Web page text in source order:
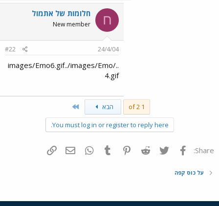
ח חלומות של אתמול
New member
24/4/04
#22
../images/Emo6.gif../images/Emo
4.gif
1 of 2 הבא
You must log in or register to reply here.
Share: פייסבוק Twitter
Reddit
Pinterest
Tumblr
WhatsAppדואר אלקטרוני
על כוס קפה